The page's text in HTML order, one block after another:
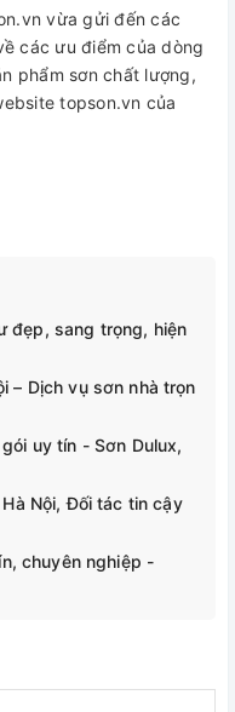
vừa gửi đến các
các ưu điểm của dòng
phẩm sơn chất lượng,
topson.vn của
đẹp, sang trọng, hiện
– Dịch vụ sơn nhà trọn
uy tín - Sơn Dulux,
Nội, Đối tác tin cậy
chuyên nghiệp -